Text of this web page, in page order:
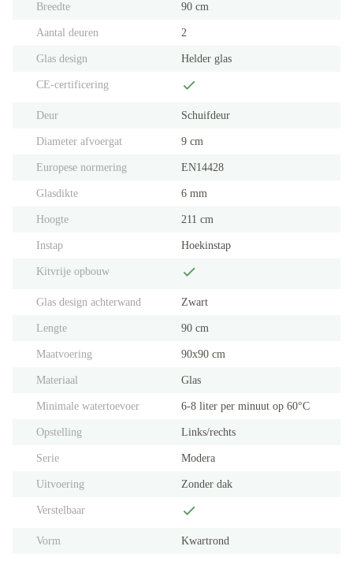
Breedte 90 cm
Aantal deuren 2
Glas design Helder glas
CE-certificering
Deur Schuifdeur
Diameter afvoergat 9 cm
Europese normering EN14428
Glasdikte 6 mm
Hoogte 211 cm
Instap Hoekinstap
Kitvrije opbouw
Glas design achterwand Zwart
Lengte 90 cm
Maatvoering 90x90 cm
Materiaal Glas
Minimale watertoevoer 6-8 liter per minuut op 60°C
Opstelling Links/rechts
Serie Modera
Uitvoering Zonder dak
Verstelbaar
Vorm Kwartrond